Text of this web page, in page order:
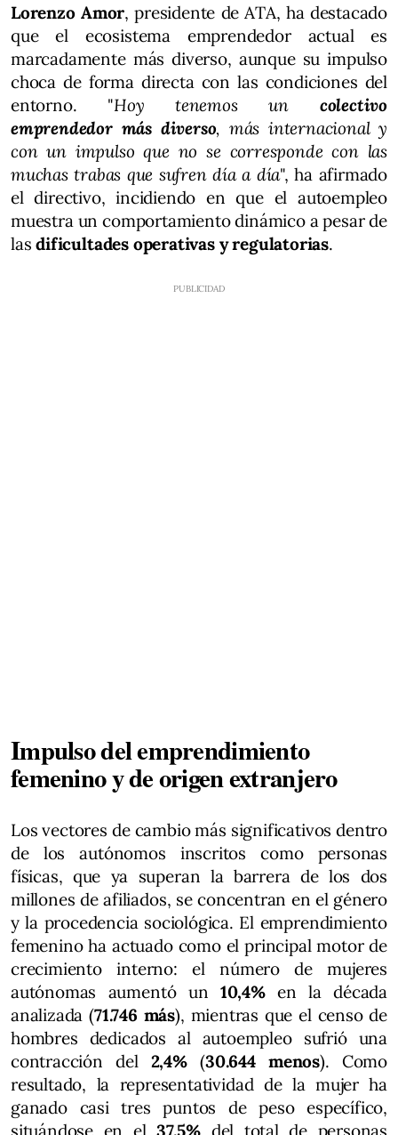
Lorenzo Amor, presidente de ATA, ha destacado
que el ecosistema emprendedor actual es
marcadamente más diverso, aunque su impulso
choca de forma directa con las condiciones del
entorno. "Hoy tenemos un colectivo
emprendedor más diverso, más internacional y
con un impulso que no se corresponde con las
muchas trabas que sufren día a día", ha afirmado
el directivo, incidiendo en que el autoempleo
muestra un comportamiento dinámico a pesar de
lasdificultades operativas y regulatorias.
Impulso del emprendimiento
femenino y de origen extranjero
Los vectores de cambio más significativos dentro
de los autónomos inscritos como personas
físicas, que ya superan la barrera de los dos
millones de afiliados, se concentran en el género
y la procedencia sociológica. El emprendimiento
femenino ha actuado como el principal motor de
crecimiento interno: el número de mujeres
autónomas aumentó un 10,4%en la década
analizada (71.746 más), mientras que el censo de
hombres dedicados al autoempleo sufrió una
contracción del 2,4%(30.644 menos). Como
resultado, la representatividad de la mujer ha
ganado casi tres puntos de peso específico,
situándose en el37,5% del total de personas